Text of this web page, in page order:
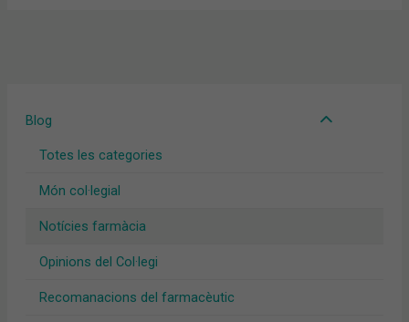
Blog
Totes les categories
Món col·legial
Notícies farmàcia
Opinions del Col·legi
Recomanacions del farmacèutic